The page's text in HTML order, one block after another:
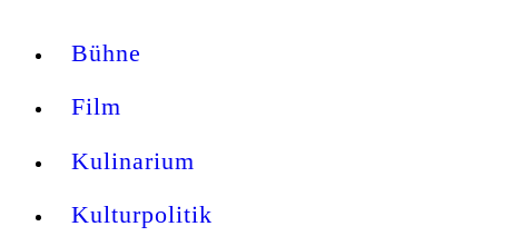
Bühne
Film
Kulinarium
Kulturpolitik